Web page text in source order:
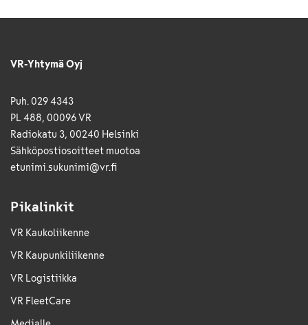
VR-Yhtymä Oyj
Puh. 029 4343
PL 488, 00096 VR
Radiokatu 3, 00240 Helsinki
Sähkö­posti­osoitteet muotoa
etunimi.sukunimi@vr.fi
Pikalinkit
VR Kaukoliikenne
VR Kaupunkiliikenne
VR Logistiikka
VR FleetCare